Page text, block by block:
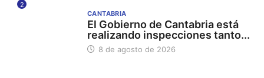
2
CANTABRIA
El Gobierno de Cantabria está
realizando inspecciones tanto...
8 de agosto de 2026